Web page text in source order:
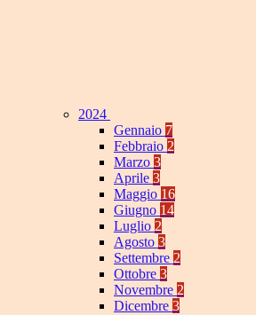
2024
Gennaio 7
Febbraio 2
Marzo 3
Aprile 3
Maggio 16
Giugno 14
Luglio 2
Agosto 3
Settembre 2
Ottobre 3
Novembre 2
Dicembre 3